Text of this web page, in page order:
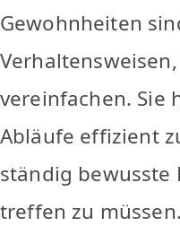
Gewohnheiten
vereinfachen. Sie
Abläufe effizient
ständig bewusste
treffen zu